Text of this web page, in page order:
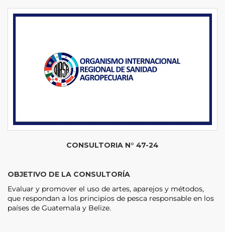
CONSULTORIA N° 47-24
OBJETIVO DE LA CONSULTORÍA
Evaluar y promover el uso de artes, aparejos y métodos,
que respondan a los principios de pesca responsable en los
países de Guatemala y Belize.